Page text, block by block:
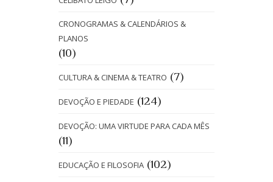
CRONOGRAMAS & CALENDÁRIOS &
PLANOS
(10)
CULTURA & CINEMA & TEATRO (7)
DEVOÇÃO E PIEDADE (124)
DEVOÇÃO: UMA VIRTUDE PARA CADA MÊS
(11)
EDUCAÇÃO E FILOSOFIA (102)